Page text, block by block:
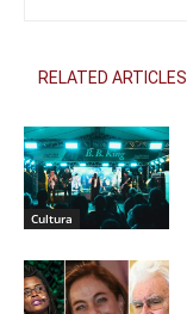
RELATED ARTICLES
Cultura